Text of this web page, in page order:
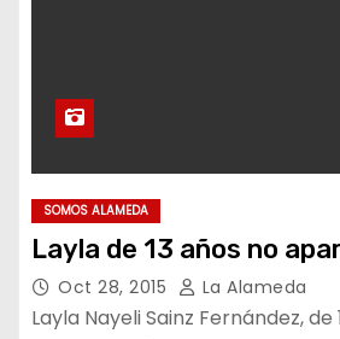
SOMOS ALAMEDA
Layla de 13 años no
Oct 28, 2015 La Alameda
‪Layla Nayeli Sainz Fernández, de